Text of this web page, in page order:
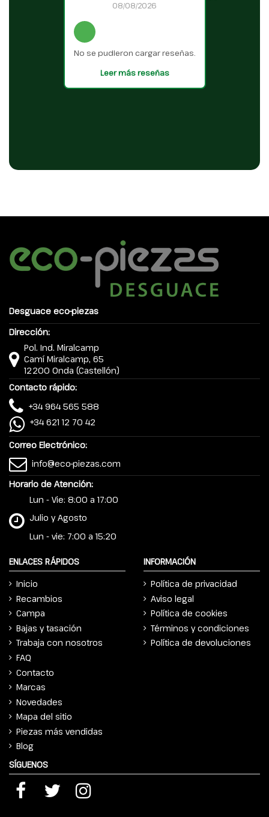
08/08/2026
No se pudieron cargar reseñas.
Leer más reseñas
Desguace eco-piezas
Dirección:
Pol. Ind. Miralcamp
Camí Miralcamp, 65
12200 Onda (Castellón)
Contacto rápido:
+34 964 565 588
+34 621 12 70 42
Correo Electrónico:
info@eco-piezas.com
Horario de Atención:
Lun - Vie: 8:00 a 17:00
Julio y Agosto
Lun - vie: 7:00 a 15:20
ENLACES RÁPIDOS
Inicio
Recambios
Campa
Bajas y tasación
Trabaja con nosotros
FAQ
Contacto
Marcas
Novedades
Mapa del sitio
Piezas más vendidas
Blog
INFORMACIÓN
Política de privacidad
Aviso legal
Política de cookies
Términos y condiciones
Política de devoluciones
SÍGUENOS